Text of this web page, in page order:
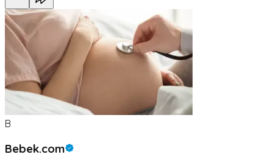
B
Bebek.com